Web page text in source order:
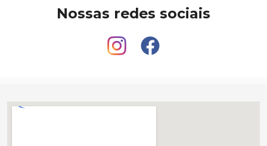
Nossas redes sociais